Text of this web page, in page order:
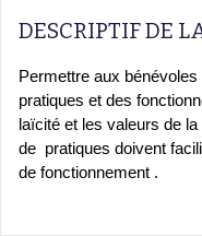
DESCRIPTIF DE
Permettre aux
pratiques et des
laïcité et les valeurs de la
de pratiques doivent
de fonctionnement .